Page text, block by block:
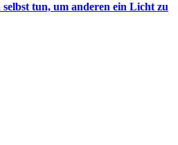
tun, um anderen ein Licht zu